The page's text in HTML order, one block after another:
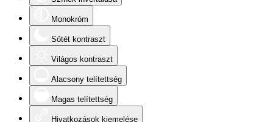
Monokróm
Sötét kontraszt
Világos kontraszt
Alacsony telítettség
Magas telítettség
Hivatkozások kiemelése